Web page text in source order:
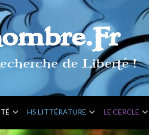
de Liberté !
HS LITTÉRATURE LE CERCLE